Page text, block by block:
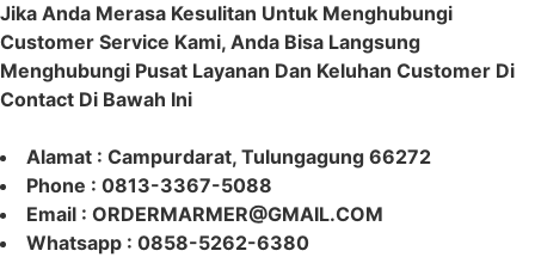
Jika Anda Merasa Kesulitan Untuk Menghubungi
Customer Service Kami, Anda Bisa Langsung
Menghubungi Pusat Layanan Dan Keluhan Customer Di
Contact Di Bawah Ini
Alamat : Campurdarat, Tulungagung 66272
Phone : 0813-3367-5088
Email : ORDERMARMER@GMAIL.COM
Whatsapp : 0858-5262-6380